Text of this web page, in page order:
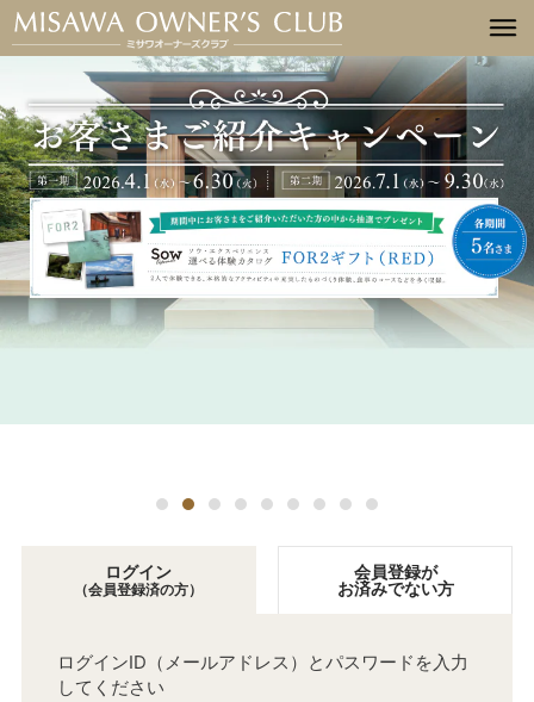
ログイン
（会員登録済の方）
会員登録が
お済みでない方
ログインID（メールアドレス）とパスワードを入力
してください